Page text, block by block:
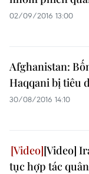
02/09/2016 13:00
Afghanistan:
Haqqani bị tiêu
30/08/2016 14:10
[Video]
tục hợp tác